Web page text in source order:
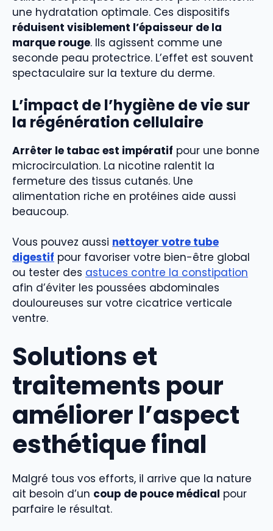
une hydratation optimale. Ces dispositifs
réduisent visiblement l’épaisseur de la
marque rouge. Ils agissent comme une
seconde peau protectrice. L’effet est souvent
spectaculaire sur la texture du derme.
L’impact de l’hygiène de vie sur
la régénération cellulaire
Arrêter le tabac est impératif pour une bonne
microcirculation. La nicotine ralentit la
fermeture des tissus cutanés. Une
alimentation riche en protéines aide aussi
beaucoup.
Vous pouvez aussi nettoyer votre tube
digestif pour favoriser votre bien-être global
ou tester des astuces contre la constipation
afin d’éviter les poussées abdominales
douloureuses sur votre cicatrice verticale
ventre.
Solutions et
traitements pour
améliorer l’aspect
esthétique final
Malgré tous vos efforts, il arrive que la nature
ait besoin d’un coup de pouce médical pour
parfaire le résultat.